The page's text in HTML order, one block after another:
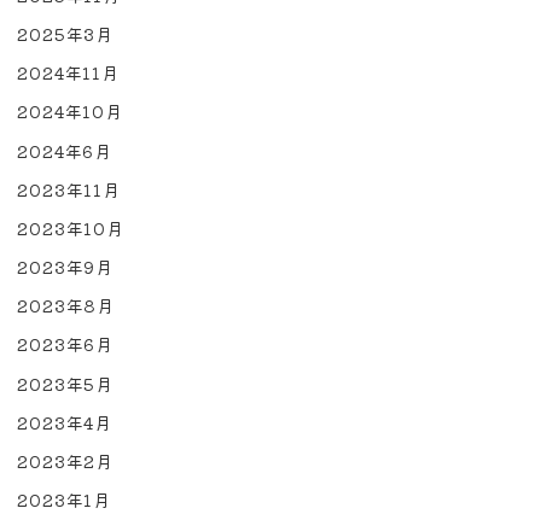
2025年3月
2024年11月
2024年10月
2024年6月
2023年11月
2023年10月
2023年9月
2023年8月
2023年6月
2023年5月
2023年4月
2023年2月
2023年1月